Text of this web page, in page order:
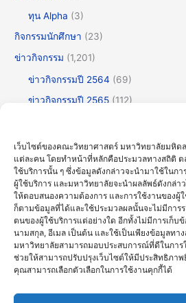
เว็บไซต์ของคณะวิทยาศาสตร์ มหาวิทยาลัยมหิด
แต่ละคน โดยทำหน้าที่หลักคือประมวลทางสถิติ
ใช้บริการนั้น ๆ ซึ่งข้อมูลดังกล่าวจะนำมาใช้ในก
ผู้ใช้บริการ และมหาวิทยาลัยจะนำผลลัพธ์ดังกล่า
ให้ตอบสนองความต้องการ และการใช้งานของผู้
ก็ตามข้อมูลที่ได้และใช้ประมวลผลนั้นจะไม่มีการ
ตนของผู้ใช้บริการแต่อย่างใด อีกทั้งไม่มีการเก็บ
นามสกุล, อีเมล เป็นต้น และใช้เป็นเพียงข้อมูลทา
มหาวิทยาลัยสามารถมอบประสบการณ์ที่ดีในกา
ช่วยให้สามารถปรับปรุงเว็บไซต์ให้มีประสิทธิภา
คุณสามารถเลือกตัวเลือกในการใช้งานคุกกี้ได้
ทุน Alpha (3)
กิจกรรมนักศึกษา (23)
ข่าวกิจกรรม (1,201)
ข่าวกิจกรรมปี 2564 (69)
ข่าวกิจกรรมปี 2565 (112)
ข่าวกิจกรรมปี 2567 (252)
ข่าวกิจกรรมปี 2568(355)
ข่าวกิจกรรมปี 2569(191)
ข่าวทั่วไป(716)
ข่าวธรรมาภิบาลและความโปร่งใส (OIT)
บรรยายพิเศษ(123)
ประชุมวิชาการ(60)